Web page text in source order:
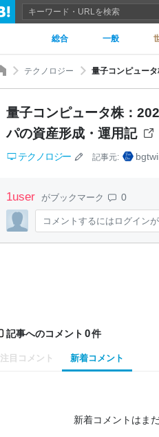
総合 一般
テクノロジー 量子コンピュー
量子コンピュータ株：
パの資産形成・運用記
テクノロジー 記事元:
1user がブックマーク 0
コメントするにはログイン
記事へのコメント 0件
注目コメント 新着コメント
新着コメントはま